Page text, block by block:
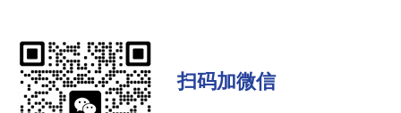
扫码加微信